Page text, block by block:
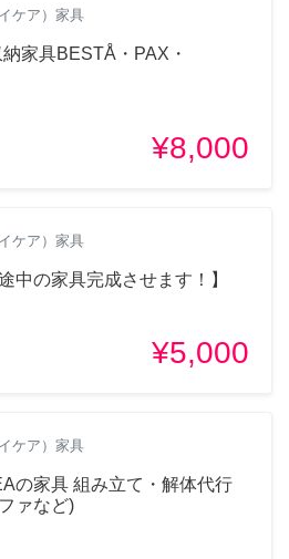
ケア）家具
家具BESTÅ・PAX・
¥8,000
ケア）家具
中の家具完成させます！】
¥5,000
ケア）家具
の家具 組み立て・解体代行
ァなど)